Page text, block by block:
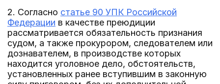
2. Согласно статье 90 УПК Российской
Федерации в качестве преюдиции
рассматривается обязательность признания
судом, а также прокурором, следователем или
дознавателем, в производстве которых
находится уголовное дело, обстоятельств,
установленных ранее вступившим в законную